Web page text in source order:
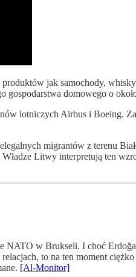
jak samochody,
domowego o
lotniczych Airbus i Boeing.
migrantów z terenu
Litwy interpretują ten
w Brukseli. I choć
to na ten moment
[Al-Monitor]